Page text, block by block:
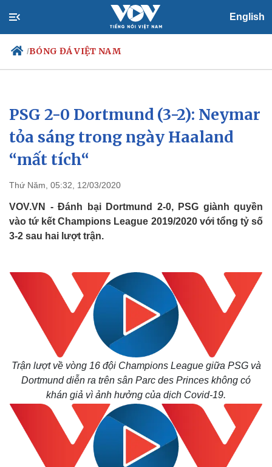
English
/BÓNG ĐÁ VIỆT NAM
Chính trị
Đảng
Tổ chức nhân sự
Quốc hội
Xã hội
Tin 24h
Dự báo thời tiết
PSG 2-0 Dortmund (3-2): Neymar
tỏa sáng trong ngày Haaland
“mất tích“
Thứ Năm, 05:32, 12/03/2020
VOV.VN - Đánh bại Dortmund 2-0, PSG giành quyền
vào tứ kết Champions League 2019/2020 với tổng tỷ số
3-2 sau hai lượt trận.
Trận lượt về vòng 16 đội Champions League giữa PSG và
Dortmund diễn ra trên sân Parc des Princes không có
khán giả vì ảnh hưởng của dịch Covid-19.